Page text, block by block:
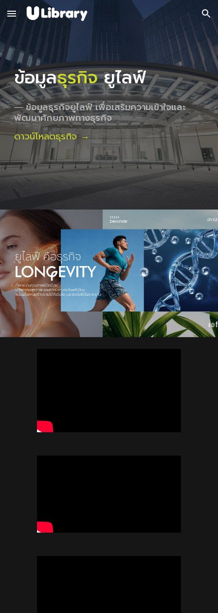
Skip to main content Skip to navigation
ข้อมูลธุรกิจยูไลฟ์
—ข้อมูลธุรกิจยูไลฟ์ เพื่อเสริมความเข้าใจและ
พัฒนาศักยภาพทางธุรกิจ
ดาวน์โหลดธุรกิจ →